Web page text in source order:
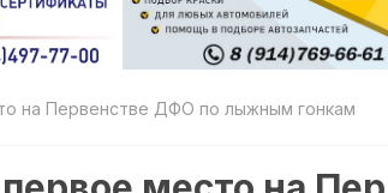
на Первенстве ДФО по лыжным гонкам